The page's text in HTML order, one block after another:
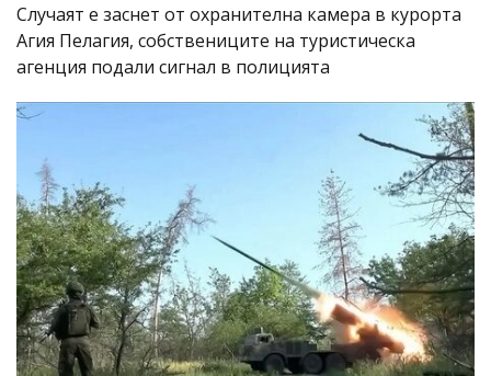
Случаят е заснет от охранителна камера в курорта
Агия Пелагия, собствениците на туристическа
агенция подали сигнал в полицията